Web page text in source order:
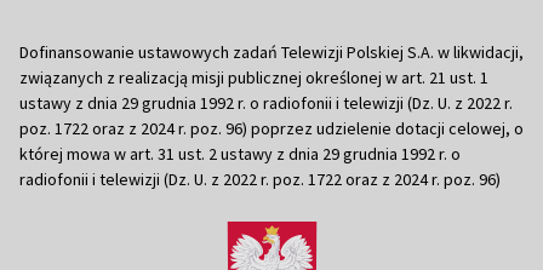
Dofinansowanie ustawowych zadań Telewizji Polskiej S.A. w likwidacji,
związanych z realizacją misji publicznej określonej w art. 21 ust. 1
ustawy z dnia 29 grudnia 1992 r. o radiofonii i telewizji (Dz. U. z 2022 r.
poz. 1722 oraz z 2024 r. poz. 96) poprzez udzielenie dotacji celowej, o
której mowa w art. 31 ust. 2 ustawy z dnia 29 grudnia 1992 r. o
radiofonii i telewizji (Dz. U. z 2022 r. poz. 1722 oraz z 2024 r. poz. 96)